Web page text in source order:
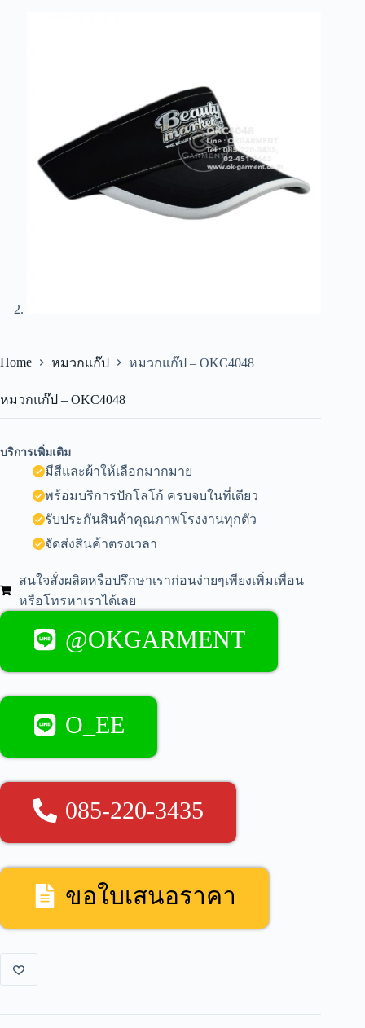
Home หมวกแก๊ป หมวกแก๊ป – OKC4048
หมวกแก๊ป – OKC4048
บริการเพิ่มเติม
มีสีและผ้าให้เลือกมากมาย
พร้อมบริการปักโลโก้ ครบจบในที่เดียว
รับประกันสินค้าคุณภาพโรงงานทุกตัว
จัดส่งสินค้าตรงเวลา
สนใจสั่งผลิตหรือปรึกษาเราก่อนง่ายๆเพียงเพิ่มเพื่อน
หรือโทรหาเราได้เลย
@OKGARMENT
O_EE
085-220-3435
ขอใบเสนอราคา